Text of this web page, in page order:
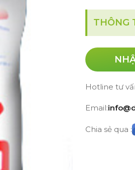
THÔNG
Hotline tư
Email:
Chia sẻ qua :